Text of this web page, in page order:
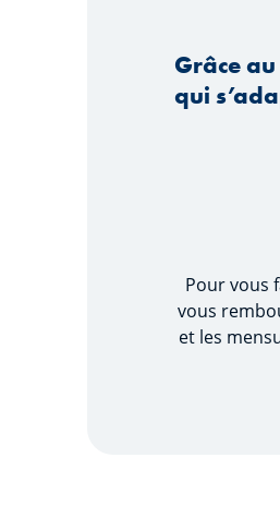
Grâce
qui
Pour vous
vous
et les